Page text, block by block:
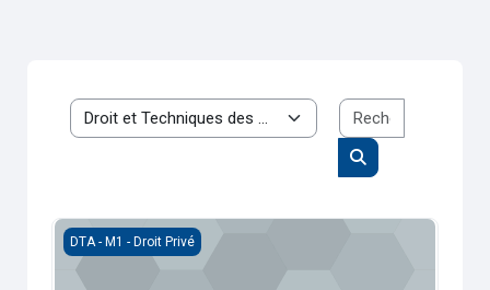
Catégories de cours
Rechercher des
Droit des sociétés approfondi
DTA - M1 - Droit Privé